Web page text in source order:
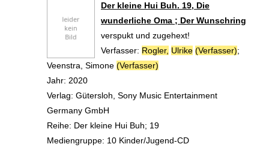
Der kleine Hui Buh. 19, Die
wunderliche Oma ; Der Wunschring
verspukt und zugehext!
Verfasser: Rogler, Ulrike (Verfasser);
Veenstra, Simone (Verfasser)
Jahr: 2020
Verlag: Gütersloh, Sony Music Entertainment
Germany GmbH
Reihe: Der kleine Hui Buh; 19
Mediengruppe: 10 Kinder/Jugend-CD